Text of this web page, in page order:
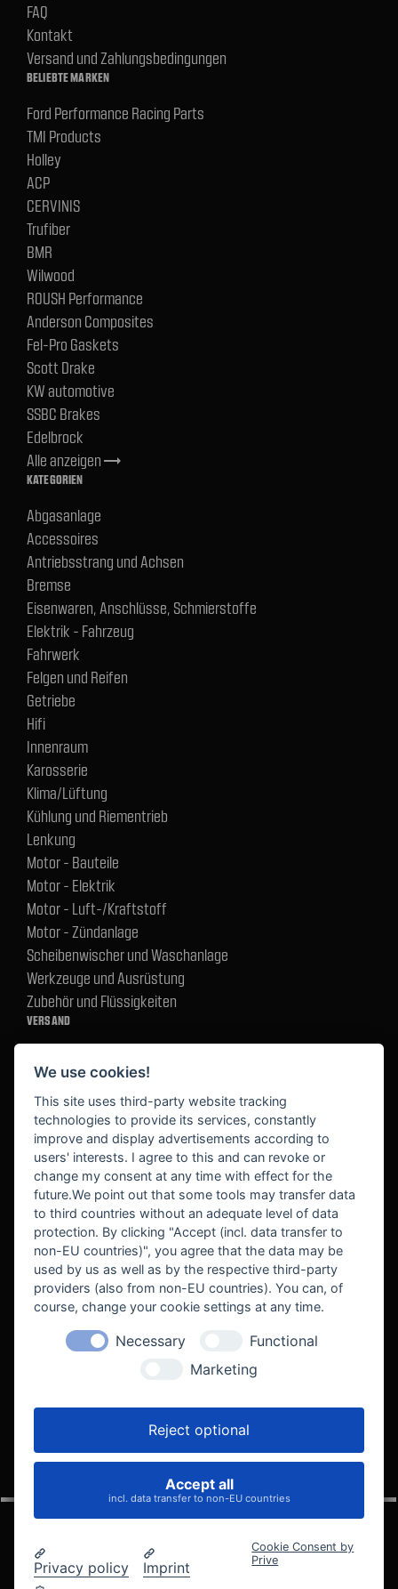
FAQ
Kontakt
Versand und Zahlungsbedingungen
BELIEBTE MARKEN
Ford Performance Racing Parts
TMI Products
Holley
ACP
CERVINIS
Trufiber
BMR
Wilwood
ROUSH Performance
Anderson Composites
Fel-Pro Gaskets
Scott Drake
KW automotive
SSBC Brakes
Edelbrock
Alle anzeigentrending_flat
KATEGORIEN
Abgasanlage
Accessoires
Antriebsstrang und Achsen
Bremse
Eisenwaren, Anschlüsse, Schmierstoffe
Elektrik - Fahrzeug
Fahrwerk
Felgen und Reifen
Getriebe
Hifi
Innenraum
Karosserie
Klima/Lüftung
Kühlung und Riementrieb
Lenkung
Motor - Bauteile
Motor - Elektrik
Motor - Luft-/Kraftstoff
Motor - Zündanlage
Scheibenwischer und Waschanlage
Werkzeuge und Ausrüstung
Zubehör und Flüssigkeiten
VERSAND
BEKANNT AUS
VELOCITY AUTOMOTIVE
© 2005 - 2026 Velocity Automotive
We use cookies!
This site uses third-party website tracking
technologies to provide its services, constantly
improve and display advertisements according to
users' interests. I agree to this and can revoke or
change my consent at any time with effect for the
future.We point out that some tools may transfer data
to third countries without an adequate level of data
protection. By clicking "Accept (incl. data transfer to
non-EU countries)", you agree that the data may be
used by us as well as by the respective third-party
providers (also from non-EU countries). You can, of
course, change your cookie settings at any time.
Necessary
Functional
Marketing
Reject optional
Accept all
incl. data transfer to non-EU countries
Privacy policy Imprint
Cookie Consent by
Prive